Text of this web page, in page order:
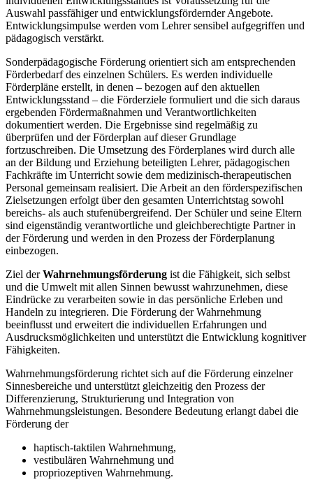
Auswahl passfähiger und entwicklungsfördernder Angebote.
Entwicklungsimpulse werden vom Lehrer sensibel aufgegriffen und
pädagogisch verstärkt.
Sonderpädagogische Förderung orientiert sich am entsprechenden
Förderbedarf des einzelnen Schülers. Es werden individuelle
Förderpläne erstellt, in denen – bezogen auf den aktuellen
Entwicklungsstand – die Förderziele formuliert und die sich daraus
ergebenden Fördermaßnahmen und Verantwortlichkeiten
dokumentiert werden. Die Ergebnisse sind regelmäßig zu
überprüfen und der Förderplan auf dieser Grundlage
fortzuschreiben. Die Umsetzung des Förderplanes wird durch alle
an der Bildung und Erziehung beteiligten Lehrer, pädagogischen
Fachkräfte im Unterricht sowie dem medizinisch-therapeutischen
Personal gemeinsam realisiert. Die Arbeit an den förderspezifischen
Zielsetzungen erfolgt über den gesamten Unterrichtstag sowohl
bereichs- als auch stufenübergreifend. Der Schüler und seine Eltern
sind eigenständig verantwortliche und gleichberechtigte Partner in
der Förderung und werden in den Prozess der Förderplanung
einbezogen.
Ziel derWahrnehmungsförderung ist die Fähigkeit, sich selbst
und die Umwelt mit allen Sinnen bewusst wahrzunehmen, diese
Eindrücke zu verarbeiten sowie in das persönliche Erleben und
Handeln zu integrieren. Die Förderung der Wahrnehmung
beeinflusst und erweitert die individuellen Erfahrungen und
Ausdrucksmöglichkeiten und unterstützt die Entwicklung kognitiver
Fähigkeiten.
Wahrnehmungsförderung richtet sich auf die Förderung einzelner
Sinnesbereiche und unterstützt gleichzeitig den Prozess der
Differenzierung, Strukturierung und Integration von
Wahrnehmungsleistungen. Besondere Bedeutung erlangt dabei die
Förderung der
haptisch-taktilen Wahrnehmung,
vestibulären Wahrnehmung und
propriozeptiven Wahrnehmung.